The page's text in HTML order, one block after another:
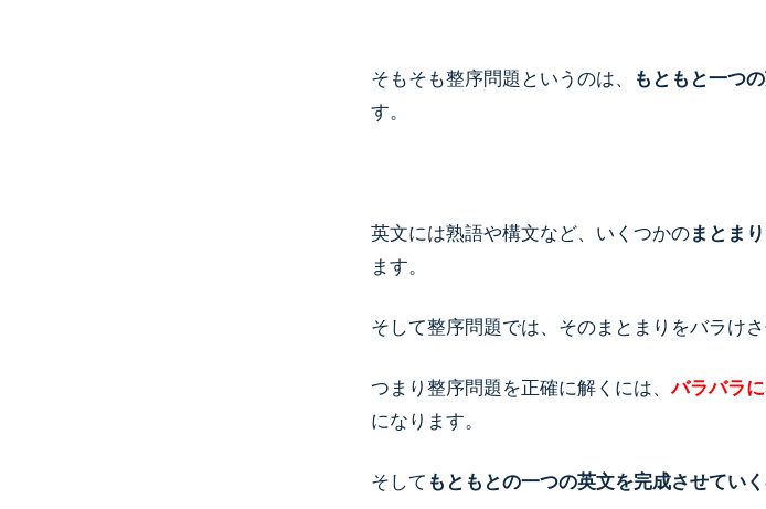
そもそも整序問題というのは、 もともと一つ
す。
英文には熟語や構文など、いくつかのまとまり
ます。
そして整序問題では、そのまとまりをバラけさ
つまり整序問題を正確に解くには、バラバラ
になります。
そして もともとの一つの英文を完成させていく